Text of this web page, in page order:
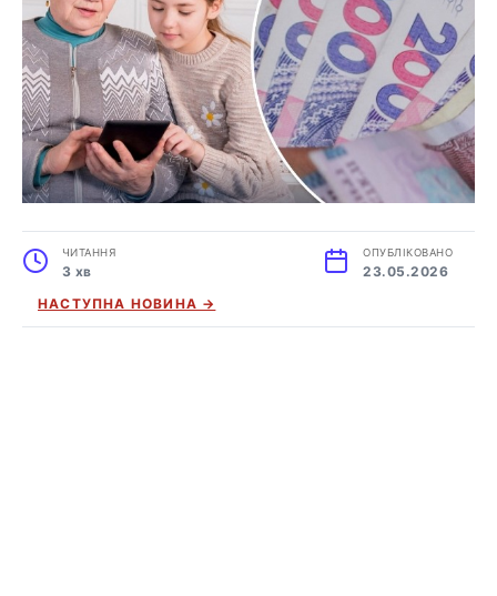
ЧИТАННЯ
3 хв
ОПУБЛІКОВАНО
23.05.2026
НАСТУПНА НОВИНА →